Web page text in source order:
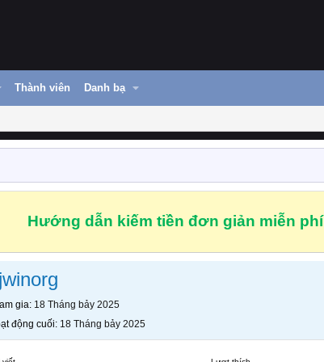
Thành viên Danh bạ
Hướng dẫn kiếm tiền đơn giản miễn phí
gia 18 Tháng bảy 2025
động cuối 18 Tháng bảy 2025